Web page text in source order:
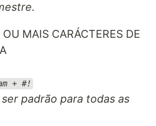
MAIS CARÁCTERES DE
+ #!
padrão para todas as